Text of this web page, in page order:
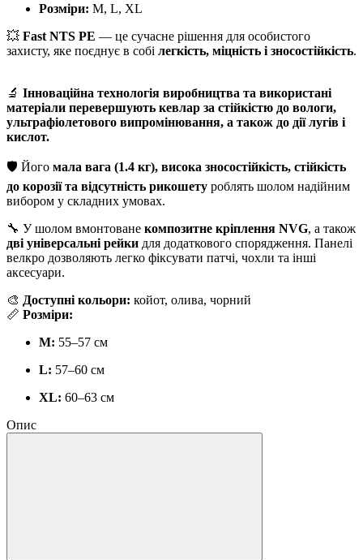
Розміри: M, L, XL
💥 Fast NTS РЕ — це сучасне рішення для особистого
захисту, яке поєднує в собі легкість, міцність і зносостійкість.
🔬 Інноваційна технологія виробництва та використані
матеріали перевершують кевлар за стійкістю до вологи,
ультрафіолетового випромінювання, а також до дії лугів і
кислот.
🛡 Його мала вага (1.4 кг), висока зносостійкість, стійкість
до корозії та відсутність рикошету роблять шолом надійним
вибором у складних умовах.
🔧 У шолом вмонтоване композитне кріплення NVG, а також
дві універсальні рейки для додаткового спорядження. Панелі
велкро дозволяють легко фіксувати патчі, чохли та інші
аксесуари.
🎨 Доступні кольори: койот, олива, чорний
📏 Розміри:
M: 55–57 см
L: 57–60 см
XL: 60–63 см
Опис